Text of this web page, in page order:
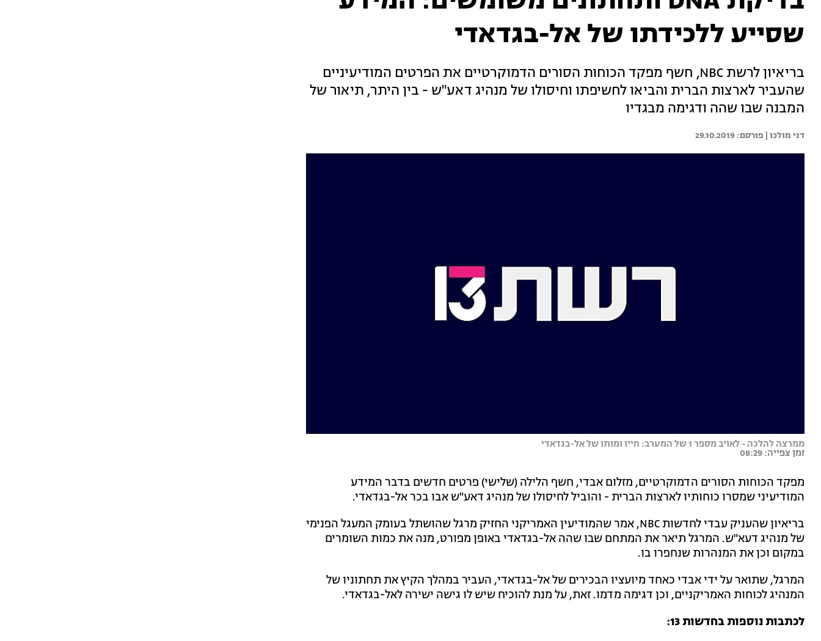
שסייע ללכידתו של אל-בגדאדי
בריאיון לרשת NBC, חשף מפקד הכוחות הסורים הדמוקרטיים את הפרטים המודיעיניים
שהעביר לארצות הברית והביאו לחשיפתו וחיסולו של מנהיג דאע"ש - בין היתר, תיאור של
המבנה שבו שהה ודגימה מבגדיו
דני מולכו | 29.10.2019
ממרצה להלכה - לאויב מספר 1 של המערב: חייו ומותו של אל-בגדאדי
זמן צפייה: 08:29
מפקד הכוחות הסורים הדמוקרטיים, מזלום אבדי, חשף הלילה (שלישי) פרטים חדשים בדבר המידע
המודיעיני שמסרו כוחותיו לארצות הברית - והוביל לחיסולו של מנהיג דאע"ש אבו בכר אל-בגדאדי.
בריאיון שהעניק עבדי לחדשות NBC, אמר שהמודיעין האמריקני החזיק מרגל שהושתל בעומק המעגל הפנימי
של מנהיג דעא"ש. המרגל תיאר את המתחם שבו שהה אל-בגדאדי באופן מפורט, מנה את כמות השומרים
במקום וכן את המנהרות שנחפרו בו.
המרגל, שתואר על ידי אבדי כאחד מיועציו הבכירים של אל-בגדאדי, העביר במהלך הקיץ את תחתוניו של
המנהיג לכוחות האמריקניים, וכן דגימה מדמו. זאת, על מנת להוכיח שיש לו גישה ישירה לאל-בגדאדי.
לכתבות נוספות בחדשות 13: